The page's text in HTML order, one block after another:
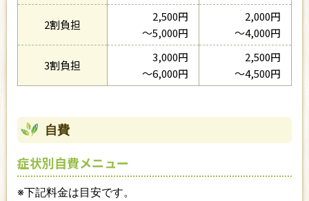
2割負担
2,500円
〜5,000円
2,000円
〜4,000円
3割負担
3,000円
〜6,000円
2,500円
〜4,500円
自費
症状別自費メニュー
※下記料金は目安です。